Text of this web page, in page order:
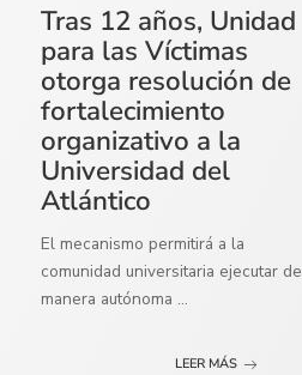
Tras 12 años, Unidad
para las Víctimas
otorga resolución de
fortalecimiento
organizativo a la
Universidad del
Atlántico
El mecanismo permitirá a la
comunidad universitaria ejecutar de
manera autónoma ...
LEER MÁS